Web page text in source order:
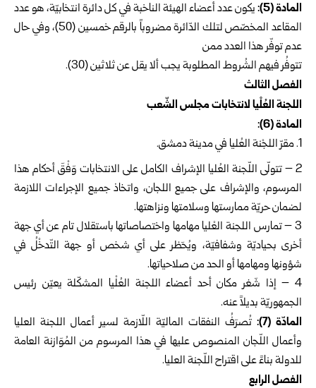
المادة (5):
يكون عدد أعضاء الهيئة الناخبة في كل دائرة انتخابيّة، هو عدد
المقاعد المخصّص لتلك الدّائرة مضروباً بالرقم خمسين (50)، وفي حال
عدم توفّر هذا العدد ممن
تتوفُر فيهم الشُروط المطلوبة يجب ألا يقل عن ثلاثين (30).
الفصل الثالث
اللجنة العُلْيا لانتخابات مجلس الشّعب
المادة (6):
مقرّ اللجْنة العُليا في مدينة دمشق.
‏2 – تتولّى اللّجنة العُليا الإشراف الكامل على الانتخابات وَفْقَ أحكام هذا
المرسوم، والإشراف على جميع اللجان، واتخاذ جميع الإجراءات اللازمة
لضمان حريّة ممارستها وسلامتها ونزاهتها.
‏3 – تمارس اللجنة العْليا مهامها واختصاصاتها باستقلال تام عن أي جهة
أخرى بحياديّة وشفافيّة، ويُحَظر على أي شخص أو جهة التّدخْلُ في
شؤونها ومهامها أو الحد من صلاحياتها.
4 – إذا شَغر مكان أحد أعضاء اللجنة العُلْيا المشكّلة يعيّن رئيس
الجمهوريّة بديلاً عنه.
‏المادّة (7):
تُصرَفُ النفقات الماليّة اللّازمة لسير أعمال اللجنة العليا
وأعمال اللّجان المنصوص عليها في هذا المرسوم من المُوَازنة العامة
للدولة بناءً على اقتراح اللّجنة العليا.
‏الفصل الرابع